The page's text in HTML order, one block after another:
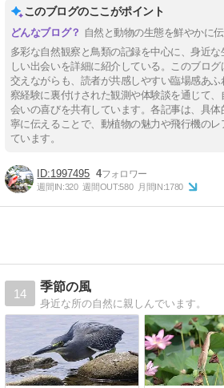
このブログのここがポイント
自然と動物の生態を鮮やかに
多彩な自然観察と鳥類の記録を中心に、身近
しい出会いを詳細に紹介している。このブロ
交えながらも、読者が共感しやすい臨場感あ
察経験に裏付けされた観測や体験談を通じて
会いの喜びを共有しています。各記事は、具
寧に伝えることで、動植物の魅力や飛行機の
ています。
1997495 4
週間IN:320 週間OUT:580 月間IN:1780
14
季節の風
身近な所の自然に親しんでいます。